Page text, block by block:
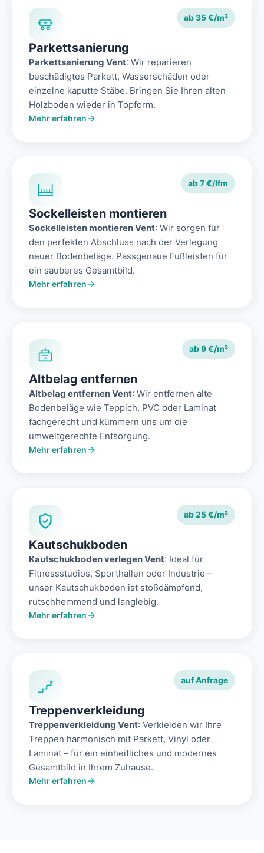
ab 35 €/m²
Parkettsanierung
Parkettsanierung Vent: Wir reparieren
beschädigtes Parkett, Wasserschäden oder
einzelne kaputte Stäbe. Bringen Sie Ihren alten
Holzboden wieder in Topform.
Mehr erfahren
ab 7 €/lfm
Sockelleisten montieren
Sockelleisten montieren Vent: Wir sorgen für
den perfekten Abschluss nach der Verlegung
neuer Bodenbeläge. Passgenaue Fußleisten für
ein sauberes Gesamtbild.
Mehr erfahren
ab 9 €/m²
Altbelag entfernen
Altbelag entfernen Vent: Wir entfernen alte
Bodenbeläge wie Teppich, PVC oder Laminat
fachgerecht und kümmern uns um die
umweltgerechte Entsorgung.
Mehr erfahren
ab 25 €/m²
Kautschukboden
Kautschukboden verlegen Vent: Ideal für
Fitnessstudios, Sporthallen oder Industrie –
unser Kautschukboden ist stoßdämpfend,
rutschhemmend und langlebig.
Mehr erfahren
auf Anfrage
Treppenverkleidung
Treppenverkleidung Vent: Verkleiden wir Ihre
Treppen harmonisch mit Parkett, Vinyl oder
Laminat – für ein einheitliches und modernes
Gesamtbild in Ihrem Zuhause.
Mehr erfahren